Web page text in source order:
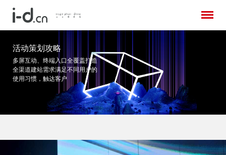
活动策划攻略
多屏互动、终端入口全覆盖打造
全渠道建站需求满足不同用户的
使用习惯，触达客户